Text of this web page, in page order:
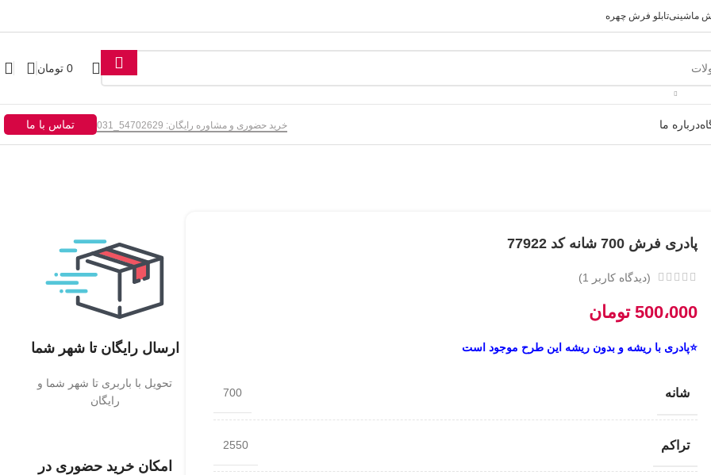
ماشینیتابلو فرش چهره
0 تومان
درباره ما خرید حضوری و مشاوره رایگان: 54702629_031 تماس با ما
پادری فرش 700 شانه کد 77922
(دیدگاه کاربر 1
)
500،000 تومان
⭐پادری با ریشه و بدون ریشه این طرح موجود است
شانه 700
تراکم 2550
ارسال رایگان تا شهر شما
تحویل با باربری تا شهر شما و
رایگان
امکان خرید حضوری در